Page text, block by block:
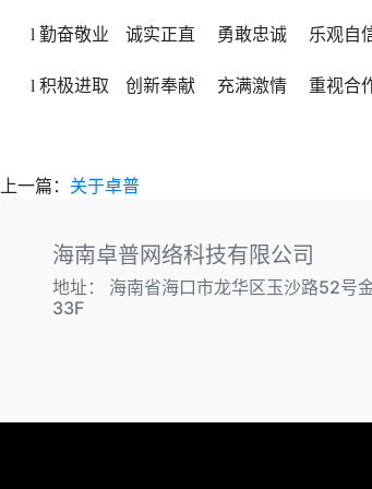
l 勤奋敬业 诚实正直 勇敢忠诚 乐观自
l 积极进取 创新奉献 充满激情 重视合
上一篇： 关于卓普
海南卓普网络科技有限公司
地址：
海南省海口市龙华区玉沙路52号
33F